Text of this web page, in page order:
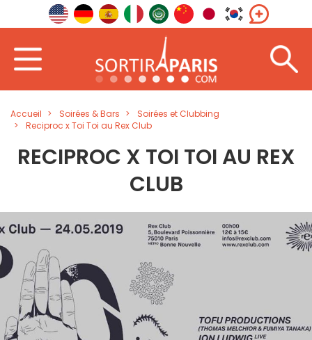
Accueil Soirées & Bars
Soirées et Clubbing
Reciproc x Toi Toi au Rex Club
RECIPROC X TOI TOI AU REX
CLUB